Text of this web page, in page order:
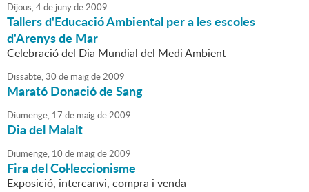
Dijous,4de junyde2009
Tallers d'Educació Ambiental per a les escoles
d'Arenys de Mar
Celebració del Dia Mundial del Medi Ambient
Dissabte,30 de maigde2009
Marató Donació de Sang
Diumenge, 17 de maigde2009
Dia del Malalt
Diumenge, 10 de maigde2009
Fira del Col·leccionisme
Exposició, intercanvi, compra i venda